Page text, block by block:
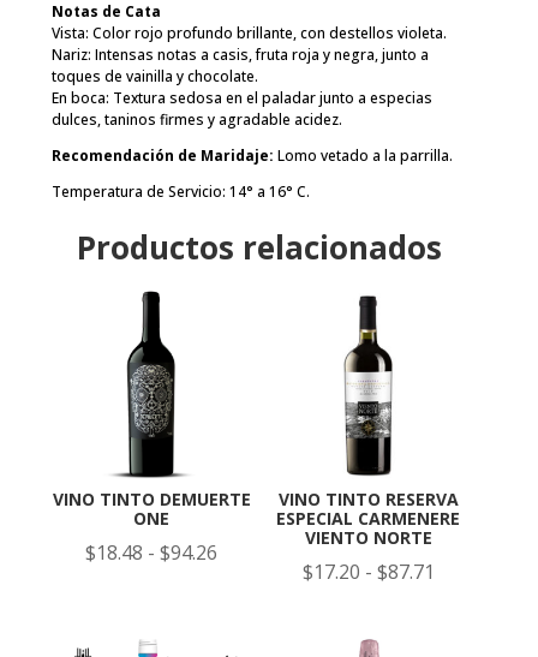
Notas de Cata
Vista: Color rojo profundo brillante, con destellos violeta.
Nariz: Intensas notas a casis, fruta roja y negra, junto a
toques de vainilla y chocolate.
En boca: Textura sedosa en el paladar junto a especias
dulces, taninos firmes y agradable acidez.
Recomendación de Maridaje: Lomo vetado a la parrilla.
Temperatura de Servicio: 14° a 16° C.
Productos relacionados
VINO TINTO DEMUERTE
ONE
$18.48 - $94.26
VINO TINTO RESERVA
ESPECIAL CARMENERE
VIENTO NORTE
$17.20 - $87.71